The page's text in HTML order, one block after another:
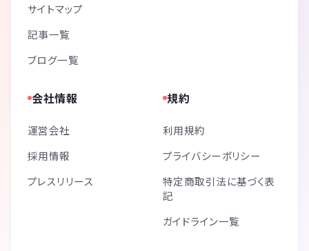
サイトマップ
記事一覧
ブログ一覧
会社情報
運営会社
採用情報
プレスリリース
規約
利用規約
プライバシーポリシー
特定商取引法に基づく表
記
ガイドライン一覧